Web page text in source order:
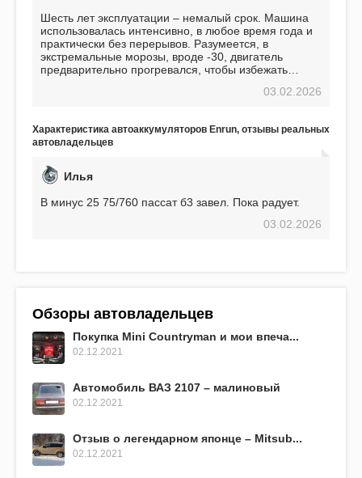
Шесть лет эксплуатации – немалый срок. Машина
использовалась интенсивно, в любое время года и
практически без перерывов. Разумеется, в
экстремальные морозы, вроде -30, двигатель
предварительно прогревался, чтобы избежать
использования не было ни единой поломки,
EFB 75. Судя по характеристикам, он даже
превосходит предыдущую модель.
03.02.2026
Характеристика автоаккумуляторов Enrun, отзывы реальных
автовладельцев
Илья
В минус 25 75/760 пассат б3 завел. Пока радует.
03.02.2026
Обзоры автовладельцев
Покупка Mini Countryman и мои впеча...
02.12.2021
Автомобиль ВАЗ 2107 – малиновый
02.12.2021
Отзыв о легендарном японце – Mitsub...
02.12.2021